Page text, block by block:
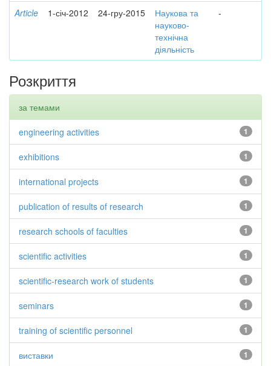
Article 1-січ-2012 24-гру-2015
Наукова та
науково-
технічна
діяльність
-
Розкриття
за темами
1
engineering activities
1
exhibitions
1
international projects
1
publication of results of research
1
research schools of faculties
1
scientific activities
1
scientific-research work of students
1
seminars
1
training of scientific personnel
1
виставки